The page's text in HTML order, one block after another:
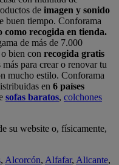
de imagen y sonido
buen tiempo. Conforama
como recogida en tienda.
de más de 7.000
o bien con recogida gratis
más para crear o renovar tu
mucho estilo. Conforama
en 6 países
sofas baratos, colchones
su website o, físicamente,
, Alcorcón, Alfafar, Alicante,